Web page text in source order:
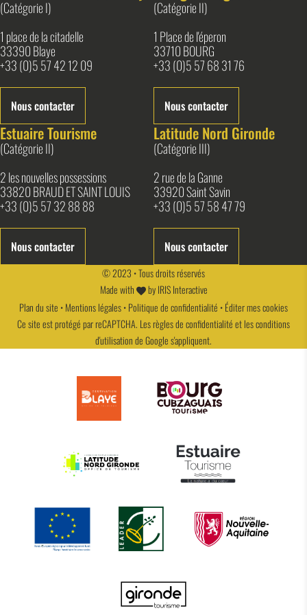
(Catégorie I)
1 place de la citadelle
33390 Blaye
+33 (0)5 57 42 12 09
Nous contacter
(Catégorie II)
1 Place de l'éperon
33710 BOURG
+33 (0)5 57 68 31 76
Nous contacter
Estuaire Tourisme
(Catégorie II)
2 les nouvelles possessions
33820 BRAUD ET SAINT LOUIS
+33 (0)5 57 32 88 88
Nous contacter
Latitude Nord Gironde
(Catégorie III)
2 rue de la Ganne
33920 Saint Savin
+33 (0)5 57 58 47 79
Nous contacter
© 2023 • Tous droits réservés
Made with
byIRIS Interactive
Plan du site •Mentions légales•Politique de confidentialité •Éditer mes cookies
Ce site est protégé par reCAPTCHA. Lesrègles de confidentialitéet lesconditions
d'utilisationde Google s'appliquent.